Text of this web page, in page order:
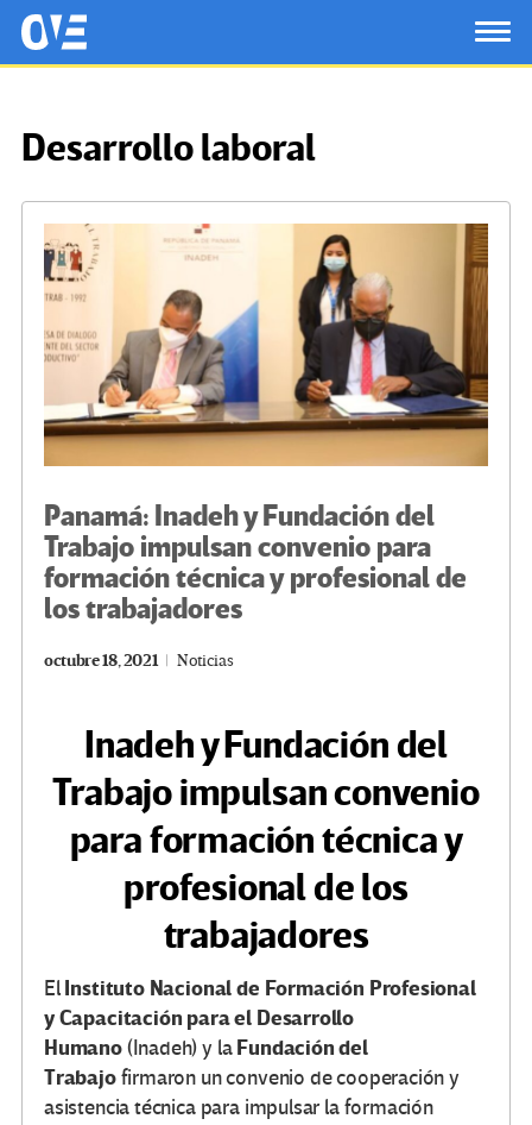
Saltar al contenido principal
OtrasVocesenEducacion.org
Desarrollo laboral
Panamá: Inadeh y Fundación del
Trabajo impulsan convenio para
formación técnica y profesional de
los trabajadores
octubre 18, 2021 Noticias
Inadeh y Fundación del
Trabajo impulsan convenio
para formación técnica y
profesional de los
trabajadores
ElInstituto Nacional de Formación Profesional
y Capacitación para el Desarrollo
Humano(Inadeh) y laFundación del
Trabajofirmaron un convenio de cooperación y
asistencia técnica para impulsar la formación